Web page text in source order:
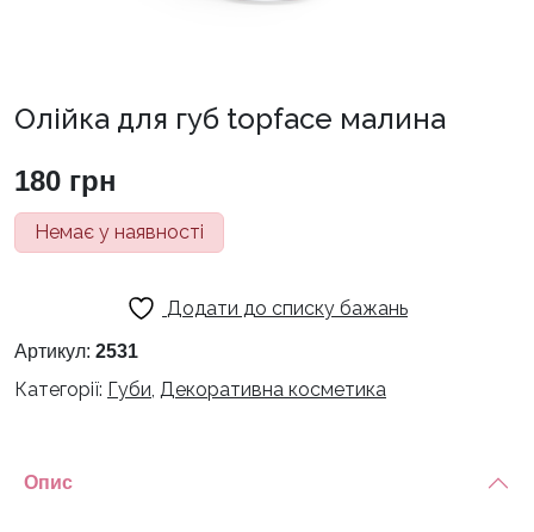
Олійка для губ topface малина
180 грн
Немає у наявності
Додати до списку бажань
Артикул: 2531
Категорії: Губи, Декоративна косметика
Опис